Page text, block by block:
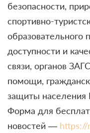
безопасности,
спортивно-
образовательного
доступности и
связи, органов
помощи,
защиты населения
Форма для
новостей —